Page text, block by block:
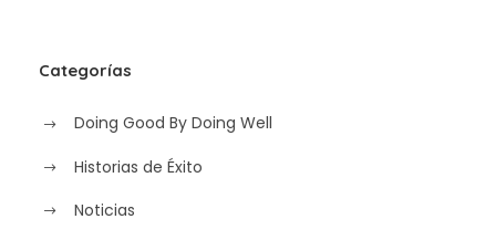
Categorías
Doing Good By Doing Well
Historias de Éxito
Noticias